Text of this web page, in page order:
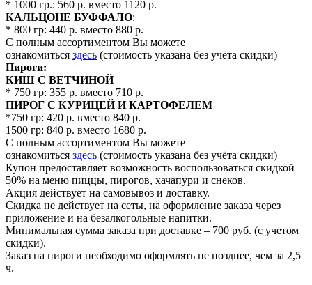
* 1000 гр.: 560 р. вместо 1120 р.
КАЛЬЦОНЕ БУФФАЛО:
* 800 гр: 440 р. вместо 880 р.
С полным ассортиментом Вы можете
ознакомиться здесь (стоимость указана без учёта скидки)
Пироги:
КИШ С ВЕТЧИНОЙ
* 750 гр: 355 р. вместо 710 р.
ПИРОГ С КУРИЦЕЙ И КАРТОФЕЛЕМ
*750 гр: 420 р. вместо 840 р.
1500 гр: 840 р. вместо 1680 р.
С полным ассортиментом Вы можете
ознакомиться здесь (стоимость указана без учёта скидки)
Купон предоставляет возможность воспользоваться скидкой
50% на меню пиццы, пирогов, хачапури и снеков.
Акция действует на самовывоз и доставку.
Скидка не действует на сеты, на оформление заказа через
приложение и на безалкогольные напитки.
Минимальная сумма заказа при доставке – 700 руб. (с учетом
скидки).
Заказ на пироги необходимо оформлять не позднее, чем за 2,5
ч.